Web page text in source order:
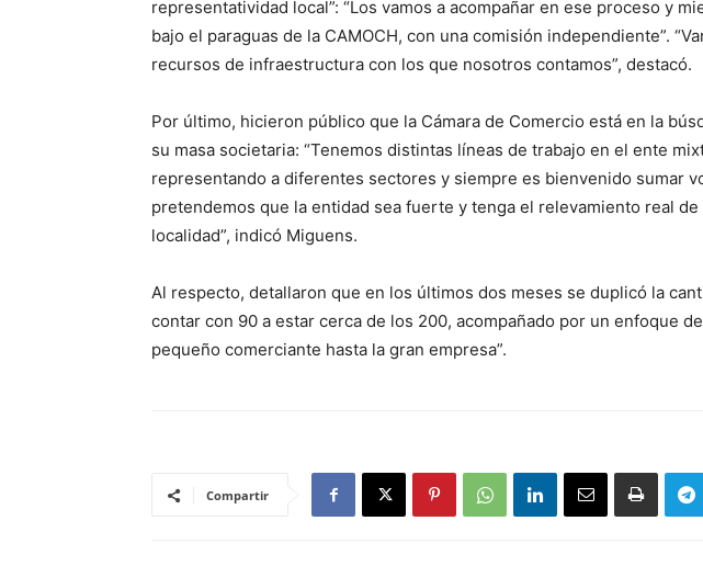
representatividad local”: “Los vamos a acompañar en ese proceso y
bajo el paraguas de la CAMOCH, con una comisión independiente”.
recursos de infraestructura con los que nosotros contamos”, destacó.
Por último, hicieron público que la Cámara de Comercio está en la
su masa societaria: “Tenemos distintas líneas de trabajo en el ente
representando a diferentes sectores y siempre es bienvenido sumar
pretendemos que la entidad sea fuerte y tenga el relevamiento real
localidad”, indicó Miguens.
Al respecto, detallaron que en los últimos dos meses se duplicó la
contar con 90 a estar cerca de los 200, acompañado por un enfoque
pequeño comerciante hasta la gran empresa”.
Compartir